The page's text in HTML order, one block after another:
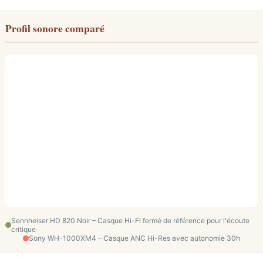
Profil sonore comparé
Sennheiser HD 820 Noir – Casque Hi-Fi fermé de référence pour l'écoute
critique
Sony WH-1000XM4 – Casque ANC Hi-Res avec autonomie 30h